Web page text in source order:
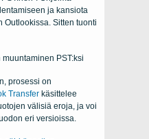
ja kansiota
Outlookissa. Sitten tuonti
prosessi on
Transfer käsittelee
välisiä eroja, ja voi
eri versioissa.